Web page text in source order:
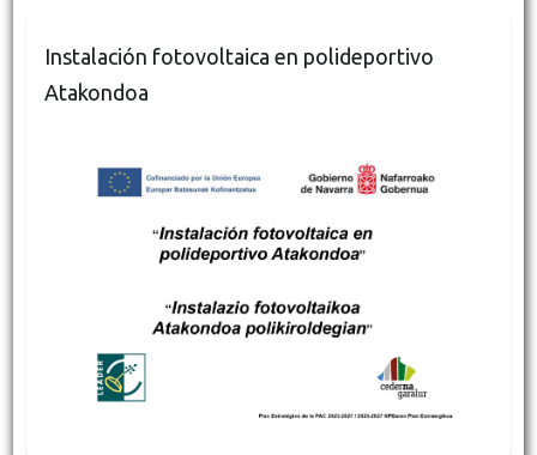
Instalación fotovoltaica en polideportivo
Atakondoa